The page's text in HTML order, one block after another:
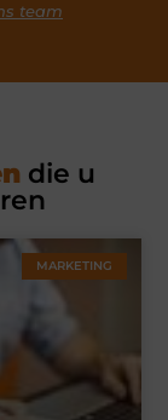
team
die u
MARKETING